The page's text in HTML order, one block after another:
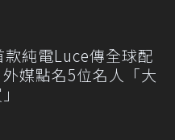
純電Luce傳全球配
媒點名5位名人「大